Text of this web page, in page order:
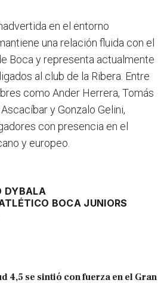
en el entorno
una relación fluida con el
Boca y representa actualmente
al club de la Ribera. Entre
como Ander Herrera, Tomás
y Gonzalo Gelini,
con presencia en el
y europeo.
DYBALA
BOCA JUNIORS
4,5 se sintió con fuerza en el Gran